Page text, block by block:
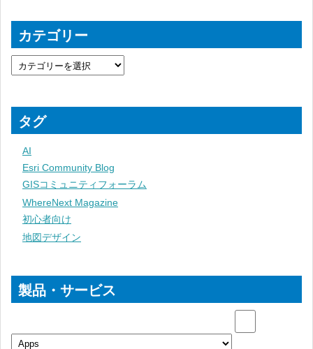
カテゴリー
タグ
AI
Esri Community Blog
GISコミュニティフォーラム
WhereNext Magazine
初心者向け
地図デザイン
製品・サービス